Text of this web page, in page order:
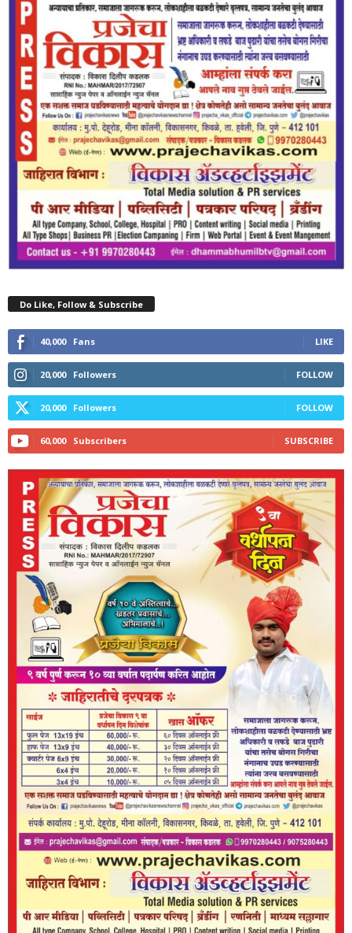
Do Like, Follow & Subscribe
40,000 Fans LIKE
20,000 Followers FOLLOW
20,000 Followers FOLLOW
60,000 Subscribers SUBSCRIBE